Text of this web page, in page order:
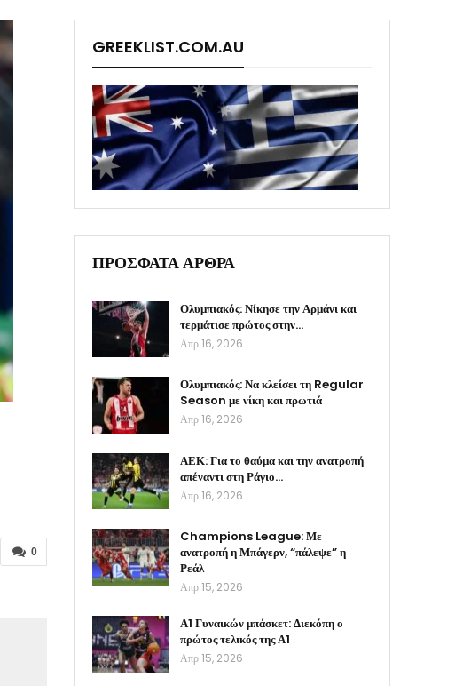
0
GREEKLIST.COM.AU
ΠΡΟΣΦΑΤΑ ΑΡΘΡΑ
Ολυμπιακός: Νίκησε την Αρμάνι και
τερμάτισε πρώτος στην…
Απρ 16, 2026
Ολυμπιακός: Να κλείσει τη Regular
Season με νίκη και πρωτιά
Απρ 16, 2026
ΑΕΚ: Για το θαύμα και την ανατροπή
απέναντι στη Ράγιο…
Απρ 16, 2026
Champions League: Με
ανατροπή η Μπάγερν, “πάλεψε” η
Ρεάλ
Απρ 15, 2026
Α1 Γυναικών μπάσκετ: Διεκόπη ο
πρώτος τελικός της Α1
Απρ 15, 2026